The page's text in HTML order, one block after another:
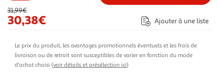
31,99€
30,38€ Ajouter à une liste
Le prix du produit, les avantages promotionnels éventuels et les frais de
livraison ou de retrait sont susceptibles de varier en fonction du mode
d'achat choisi (voir détails et présélection ici)